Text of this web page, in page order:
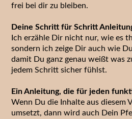
frei bei dir zu bleiben.
Deine Schritt für Schritt
Ich erzähle Dir nicht nur, wie es
sondern ich zeige Dir auch wie
damit Du ganz genau weißt was
jedem Schritt sicher fühlst.
Ein Anleitung, die für jeden
Wenn Du die Inhalte aus diesem
umsetzt, dann wird auch Dein